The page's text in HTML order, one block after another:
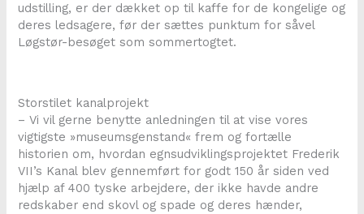
udstilling, er der dækket op til kaffe for de kongelige og
deres ledsagere, før der sættes punktum for såvel
Løgstør-besøget som sommertogtet.
Storstilet kanalprojekt
– Vi vil gerne benytte anledningen til at vise vores
vigtigste »museumsgenstand« frem og fortælle
historien om, hvordan egnsudviklingsprojektet Frederik
VII’s Kanal blev gennemført for godt 150 år siden ved
hjælp af 400 tyske arbejdere, der ikke havde andre
redskaber end skovl og spade og deres hænder,